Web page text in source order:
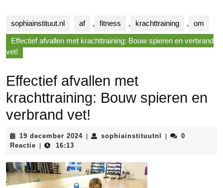
sophiainstituut.nl af , fitness , krachttraining , om
Effectief afvallen met krachttraining: Bouw spieren en verbrand
vet!
Effectief afvallen met
krachttraining: Bouw spieren en
verbrand vet!
19 december 202419
sophiainstituutnl sophiainstituutnl
0
Reactie
16:13